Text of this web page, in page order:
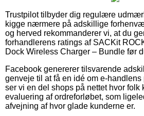
Trustpilot tilbyder dig regulære
kigge nærmere på adskillige
og herved rekommanderer vi, at du
forhandlerens ratings af SACKit
Dock Wireless Charger – Bundle før
Facebook genererer tilsvarende
genveje til at få en idé om e-
ser vi en del shops på nettet hvor folk
evaluering af ordreforløbet, som
afvejning af hvor glade kunderne er.